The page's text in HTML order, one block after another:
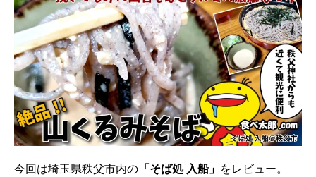
今回は埼玉県秩父市内の 「そば処 入船」 をレビュー。